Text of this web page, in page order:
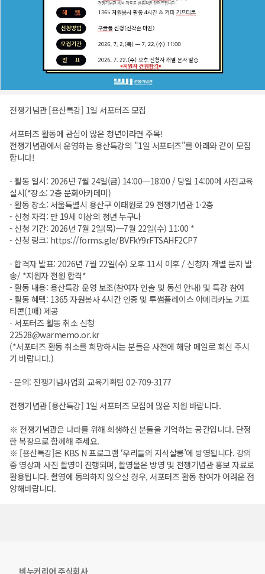
전쟁기념관 [용산특강] 1일 서포터즈 모집
서포터즈 활동에 관심이 많은 청년이라면 주목!
전쟁기념관에서 운영하는 용산특강의 "1일 서포터즈"를 아래와 같이 모집
합니다!
- 활동 일시: 2026년 7월 24일(금) 14:00─18:00 / 당일 14:00에 사전교육
실시(*장소: 2층 문화아카데미)
- 활동 장소: 서울특별시 용산구 이태원로 29 전쟁기념관 1·2층
- 신청 자격: 만 19세 이상의 청년 누구나
- 신청 기간: 2026년 7월 2일(목)─7월 22일(수) 11:00 *
- 신청 링크: https://forms.gle/BVFkY9rFTSAHF2CP7
- 합격자 발표: 2026년 7월 22일(수) 오후 11시 이후 / 신청자 개별 문자 발
송/ *지원자 전원 합격*
- 활동 내용: 용산특강 운영 보조(참여자 인솔 및 동선 안내) 및 특강 참여
- 활동 혜택: 1365 자원봉사 4시간 인증 및 투썸플레이스 아메리카노 기프
티콘(1매) 제공
- 서포터즈 활동 취소 신청
22528@warmemo.or.kr
(*서포터즈 활동 취소를 희망하시는 분들은 사전에 해당 메일로 회신 주시
기 바랍니다.)
- 문의: 전쟁기념사업회 교육기획팀 02-709-3177
전쟁기념관 [용산특강] 1일 서포터즈 모집에 많은 지원 바랍니다.
※ 전쟁기념관은 나라를 위해 희생하신 분들을 기억하는 공간입니다. 단정
한 복장으로 함께해 주세요.
※ [용산특강]은 KBS N 프로그램 ‘우리들의 지식살롱’에 방영됩니다. 강의
중 영상과 사진 촬영이 진행되며, 촬영물은 방영 및 전쟁기념관 홍보 자료로
활용됩니다. 촬영에 동의하지 않으실 경우, 서포터즈 활동 참여가 어려운 점
양해바랍니다.
비누커리어 주식회사